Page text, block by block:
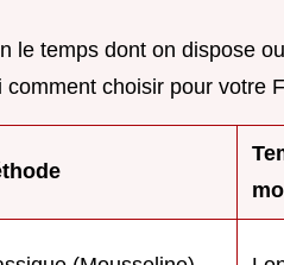
le temps dont on dispose
comment choisir pour votre